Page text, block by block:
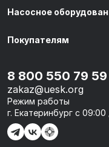
Насосное
Покупателям
8 800 550 79 59
zakaz@uesk.org
Режим работы
г. Екатеринбург с 09:00